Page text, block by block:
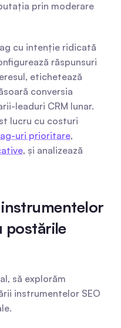
prin moderare
cu intenție ridicată
răspunsuri
etichetează
conversia
leaduri CRM lunar.
lucru cu costuri
uri prioritare,
, și analizează
postările
să explorăm
instrumentelor SEO